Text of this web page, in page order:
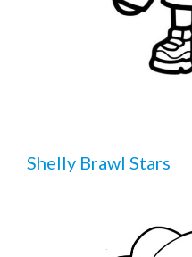
Shelly Brawl Stars